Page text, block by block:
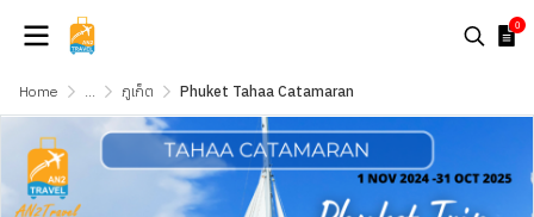
0
Home ... ภูเก็ต Phuket Tahaa Catamaran